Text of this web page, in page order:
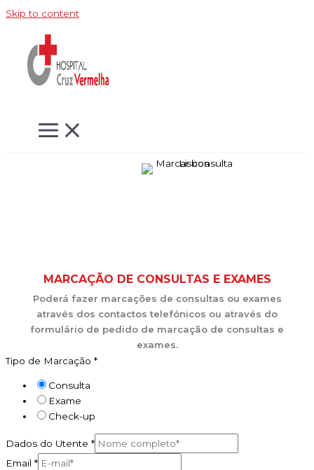
Skip to content
MARCAÇÃO DE CONSULTAS E EXAMES
Poderá fazer marcações de consultas ou exames
através dos contactos telefónicos ou através do
formulário de pedido de marcação de consultas e
exames.
Tipo de Marcação *
Consulta
Exame
Check-up
Dados do Utente *
Email *